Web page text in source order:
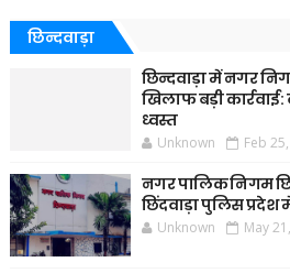
छिन्दवाड़ा
छिन्दवाड़ा में नगर
खिलाफ बड़ी कार्रवाई:
ध्वस्त
Unknown Feb
नगर पालिक निगम
छिंदवाड़ा पुलिस प्रदेश में
Unknown May